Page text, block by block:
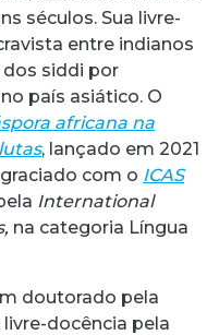
séculos. Sua livre-
entre indianos
dos siddi por
país asiático. O
africana na
, lançado em 2021
com o ICAS
International
na categoria Língua
doutorado pela
docência pela